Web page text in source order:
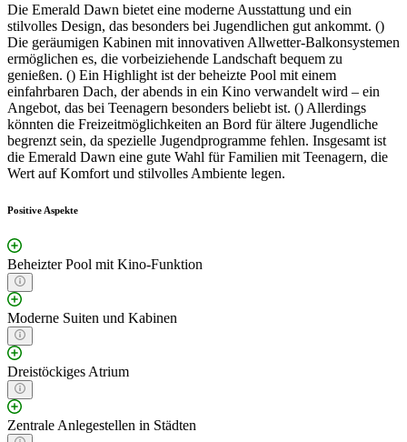
Die Emerald Dawn bietet eine moderne Ausstattung und ein
stilvolles Design, das besonders bei Jugendlichen gut ankommt. ()
Die geräumigen Kabinen mit innovativen Allwetter-Balkonsystemen
ermöglichen es, die vorbeiziehende Landschaft bequem zu
genießen. () Ein Highlight ist der beheizte Pool mit einem
einfahrbaren Dach, der abends in ein Kino verwandelt wird – ein
Angebot, das bei Teenagern besonders beliebt ist. () Allerdings
könnten die Freizeitmöglichkeiten an Bord für ältere Jugendliche
begrenzt sein, da spezielle Jugendprogramme fehlen. Insgesamt ist
die Emerald Dawn eine gute Wahl für Familien mit Teenagern, die
Wert auf Komfort und stilvolles Ambiente legen.
Positive Aspekte
Beheizter Pool mit Kino-Funktion
Moderne Suiten und Kabinen
Dreistöckiges Atrium
Zentrale Anlegestellen in Städten